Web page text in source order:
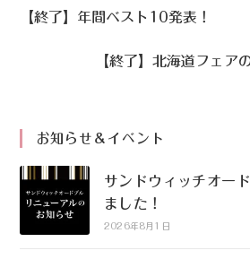
【終了】年間ベスト10発表！
【終了】北海道フェア
お知らせ＆イベント
サンドウィッチオー
ました！
2026年8月1日